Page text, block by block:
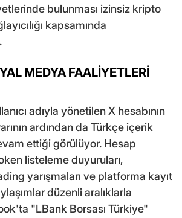
bulunması izinsiz kripto
kapsamında
MEDYA FAALİYETLERİ
adıyla yönetilen X hesabının
ardından da Türkçe içerik
ettiği görülüyor. Hesap
listeleme duyuruları,
yarışmaları ve platforma kayıt
düzenli aralıklarla
"LBank Borsası Türkiye"